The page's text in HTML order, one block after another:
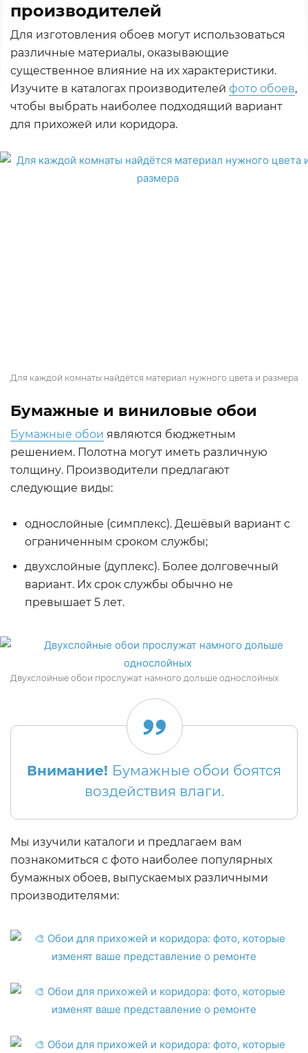
производителей
Для изготовления обоев могут использоваться
различные материалы, оказывающие
существенное влияние на их характеристики.
Изучите в каталогах производителей фото обоев,
чтобы выбрать наиболее подходящий вариант
для прихожей или коридора.
Для каждой комнаты найдётся материал нужного цвета и размера
Бумажные и виниловые обои
Бумажные обои являются бюджетным
решением. Полотна могут иметь различную
толщину. Производители предлагают
следующие виды:
однослойные (симплекс). Дешёвый вариант с
ограниченным сроком службы;
двухслойные (дуплекс). Более долговечный
вариант. Их срок службы обычно не
превышает 5 лет.
Двухслойные обои прослужат намного дольше однослойных
Внимание! Бумажные обои боятся
воздействия влаги.
Мы изучили каталоги и предлагаем вам
познакомиться с фото наиболее популярных
бумажных обоев, выпускаемых различными
производителями: